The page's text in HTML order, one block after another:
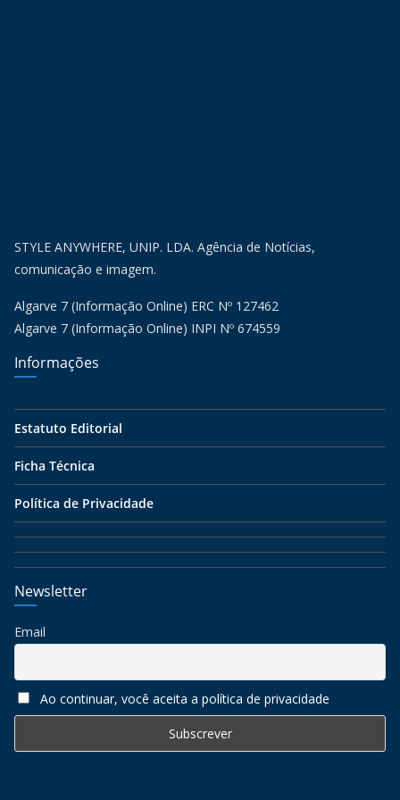
STYLE ANYWHERE, UNIP. LDA. Agência de Notícias,
comunicação e imagem.
Algarve 7 (Informação Online) ERC Nº 127462
Algarve 7 (Informação Online) INPI Nº 674559
Informações
Estatuto Editorial
Ficha Técnica
Política de Privacidade
Newsletter
Email
Ao continuar, você aceita a política de privacidade